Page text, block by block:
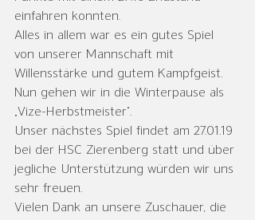
einfahren konnten.
Alles in allem war es ein gutes Spiel
von unserer Mannschaft mit
Willensstärke und gutem Kampfgeist.
Nun gehen wir in die Winterpause als
„Vize-Herbstmeister“.
Unser nächstes Spiel findet am 27.01.19
bei der HSC Zierenberg statt und über
jegliche Unterstützung würden wir uns
sehr freuen.
Vielen Dank an unsere Zuschauer, die